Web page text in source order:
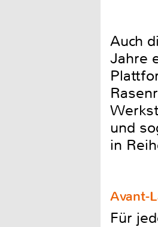
Auch
Jahre
und
in
Avant-
Für